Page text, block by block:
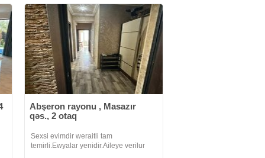
Abşeron rayonu , Masazır
qəs., 2 otaq
Sexsi evimdir weraitli tam
temirli.Ewyalar yenidir.Aileye verilur